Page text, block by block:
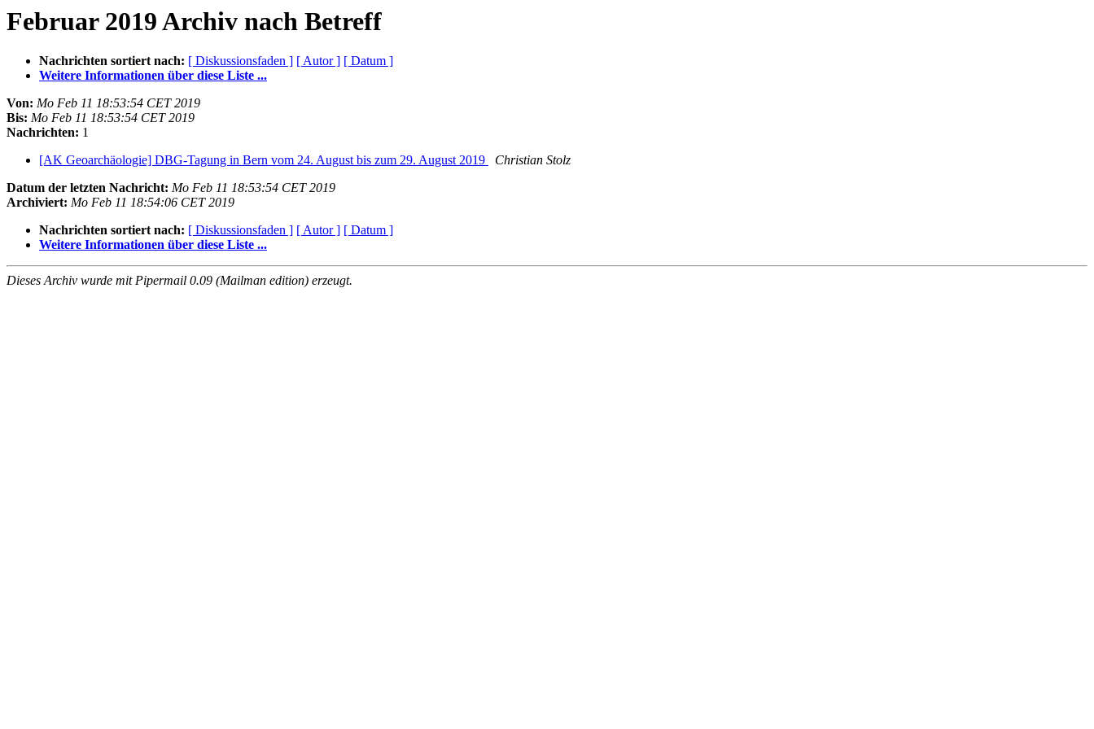
Februar 2019 Archiv nach Betreff
Nachrichten sortiert nach: [ Diskussionsfaden ] [ Autor ] [ Datum ]
Weitere Informationen über diese Liste ...
Von: Mo Feb 11 18:53:54 CET 2019
Bis: Mo Feb 11 18:53:54 CET 2019
Nachrichten: 1
[AK Geoarchäologie] DBG-Tagung in Bern vom 24. August bis zum 29. August 2019
Christian Stolz
Datum der letzten Nachricht: Mo Feb 11 18:53:54 CET 2019
Archiviert: Mo Feb 11 18:54:06 CET 2019
Nachrichten sortiert nach: [ Diskussionsfaden ] [ Autor ] [ Datum ]
Weitere Informationen über diese Liste ...
Dieses Archiv wurde mit Pipermail 0.09 (Mailman edition) erzeugt.